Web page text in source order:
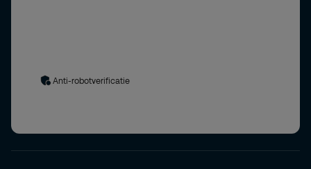
Anti-robotverificatie